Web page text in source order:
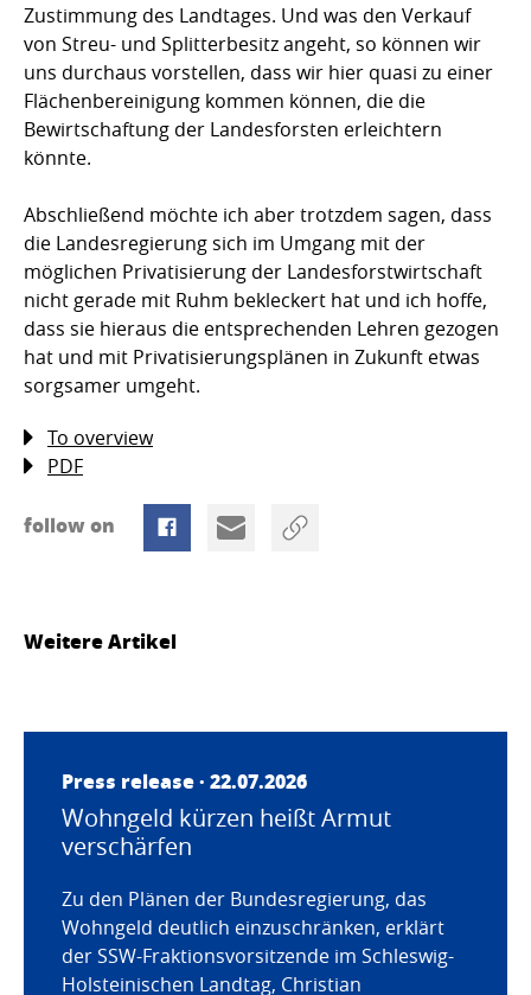
Zustimmung des Landtages. Und was den Verkauf
von Streu- und Splitterbesitz angeht, so können wir
uns durchaus vorstellen, dass wir hier quasi zu einer
Flächenbereinigung kommen können, die die
Bewirtschaftung der Landesforsten erleichtern
könnte.
Abschließend möchte ich aber trotzdem sagen, dass
die Landesregierung sich im Umgang mit der
möglichen Privatisierung der Landesforstwirtschaft
nicht gerade mit Ruhm bekleckert hat und ich hoffe,
dass sie hieraus die entsprechenden Lehren gezogen
hat und mit Privatisierungsplänen in Zukunft etwas
sorgsamer umgeht.
To overview
PDF
follow on
Weitere Artikel
Press release · 22.07.2026
Wohngeld kürzen heißt Armut
verschärfen
Zu den Plänen der Bundesregierung, das
Wohngeld deutlich einzuschränken, erklärt
der SSW-Fraktionsvorsitzende im Schleswig-
Holsteinischen Landtag, Christian